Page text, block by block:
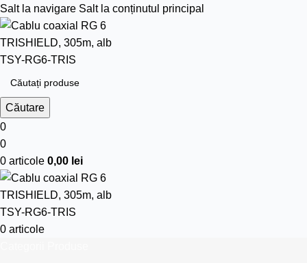
Salt la navigare Salt la conținutul principal
Căutare
0
0
0 articole 0,00 lei
0 articole